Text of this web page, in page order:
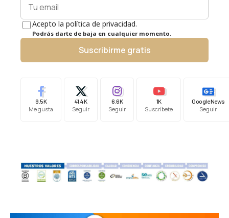
Acepto la política de privacidad.
Podrás darte de baja en cualquier momento.
Suscribirme gratis
9.5K
Me gusta
41.4K
Seguir
6.6K
Seguir
1K
Suscríbete
Google News
Seguir